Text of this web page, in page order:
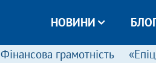
НОВИНИ
Фінансова грамотність